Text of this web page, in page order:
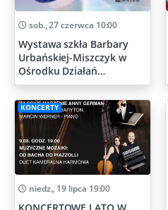
sob., 27 czerwca 10:00
Wystawa szkła Barbary
Urbańskiej-Miszczyk w
Ośrodku Działań
Artystycznych
KONCERTY
niedz., 19 lipca 19:00